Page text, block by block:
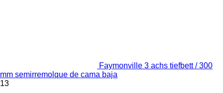
Faymonville 3 achs tiefbett / 300
mm semirremolque de cama baja
13